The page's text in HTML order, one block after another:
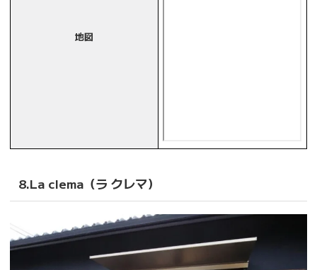
地図
8.La clema（ラ クレマ）